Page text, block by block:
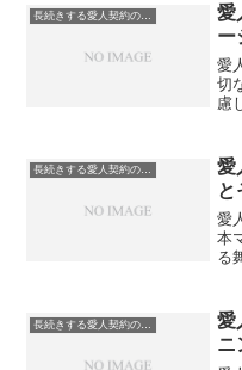
愛
ー
愛
切
慮
長続きする愛人契約のコツ
愛
と
愛
本
る
愛
ニ